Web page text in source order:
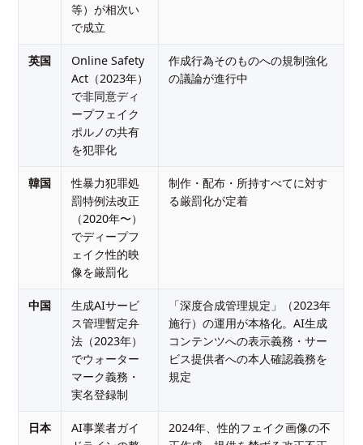
等）が相次い
で成立
英国
Online Safety
Act（2023年）
で非同意ディ
ープフェイク
ポルノの共有
を犯罪化
作成行為そのものへの規制強化
の議論が進行中
韓国
性暴力犯罪処
罰特例法改正
（2020年〜）
でディープフ
ェイク性的映
像を厳罰化
制作・配布・所持すべてに対す
る厳罰化が定着
中国
生成AIサービ
ス管理暫定弁
法（2023年）
でウォーター
マーク義務・
実名登録制
「深度合成管理規定」（2023年
施行）の運用が本格化。AI生成
コンテンツへの表示義務・サー
ビス提供者への本人確認義務を
規定
日本
AI事業者ガイ
2024年、性的フェイク画像の不